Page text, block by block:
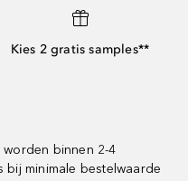
Kies 2 gratis samples**
binnen 2-4
minimale bestelwaarde